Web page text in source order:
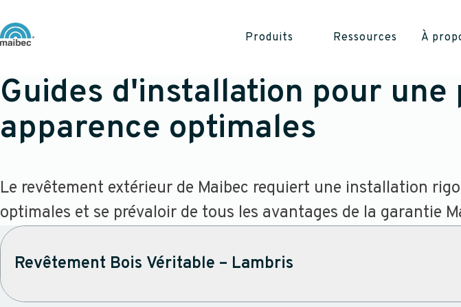
Produits Ressources À
Guides d'installation pour
apparence optimales
Le revêtement extérieur de Maibec requiert une installation
optimales et se prévaloir de tous les avantages de la garantie
Revêtement Bois Véritable – Lambris